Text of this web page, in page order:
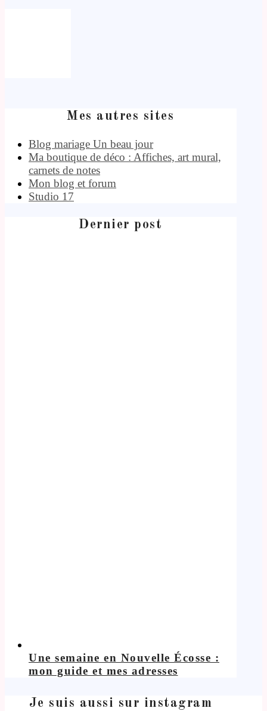
Mes autres sites
Blog mariage Un beau jour
Ma boutique de déco : Affiches, art mural,
carnets de notes
Mon blog et forum
Studio 17
Dernier post
Une semaine en Nouvelle Écosse :
mon guide et mes adresses
Je suis aussi sur instagram